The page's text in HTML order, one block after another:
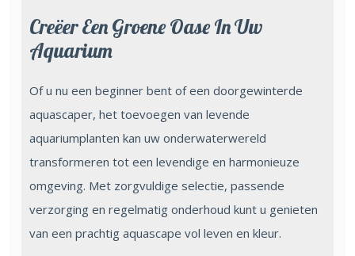
Creëer Een Groene Oase In Uw
Aquarium
Of u nu een beginner bent of een doorgewinterde
aquascaper, het toevoegen van levende
aquariumplanten kan uw onderwaterwereld
transformeren tot een levendige en harmonieuze
omgeving. Met zorgvuldige selectie, passende
verzorging en regelmatig onderhoud kunt u genieten
van een prachtig aquascape vol leven en kleur.